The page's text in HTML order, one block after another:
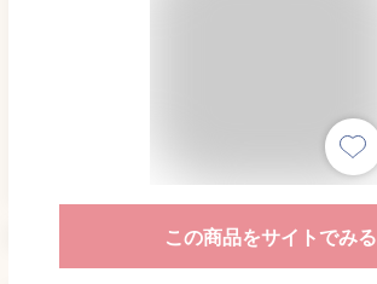
この商品をサイトでみる